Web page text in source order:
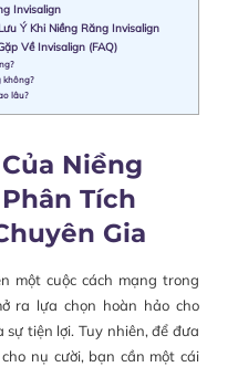
Invisalign
Ý Khi Niềng Răng Invisalign
Về Invisalign (FAQ)
không?
lâu?
Niềng
Tích
Gia
một cuộc cách mạng trong
ra lựa chọn hoàn hảo cho
tiện lợi. Tuy nhiên, để đưa
nụ cười, bạn cần một cái